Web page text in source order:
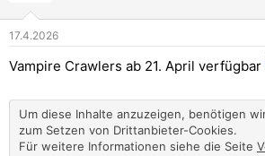
Cookies
Drittanbieter-Cookies akzeptieren
Link: https://store.steampowered.com/app/3374460/
GOG:
e
:
17.4.2026
Vampire Crawlers ab 21. April verfügbar
Um diese Inhalte anzuzeigen, benötigen
zum Setzen von Drittanbieter-Cookies.
Für weitere Informationen siehe die Seite